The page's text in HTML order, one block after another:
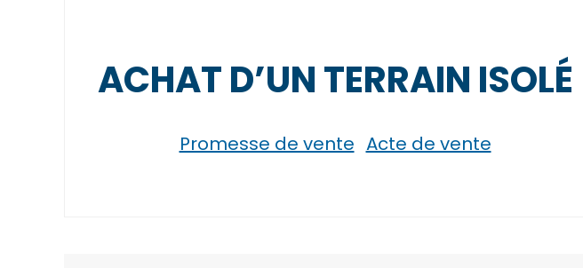
ACHAT D’UN TERRAIN ISOLÉ
Promesse de vente Acte de vente